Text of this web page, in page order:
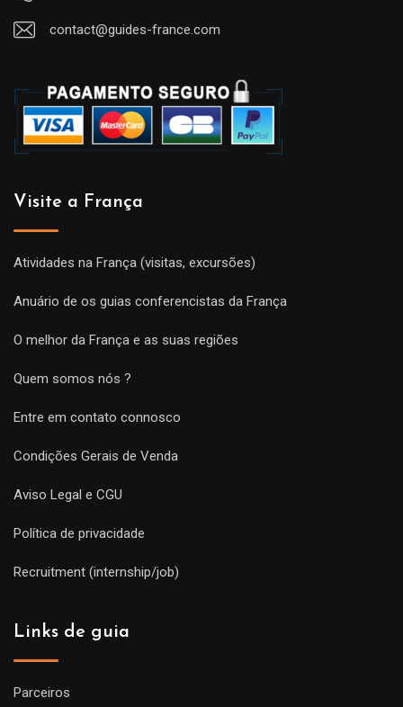
contact@guides-france.com
Visite a França
Atividades na França (visitas, excursões)
Anuário de os guias conferencistas da França
O melhor da França e as suas regiões
Quem somos nós ?
Entre em contato connosco
Condições Gerais de Venda
Aviso Legal e CGU
Política de privacidade
Recruitment (internship/job)
Links de guia
Parceiros